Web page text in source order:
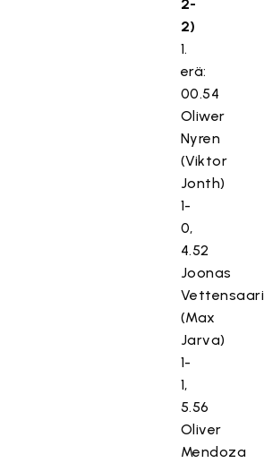
2-
2)
1.
erä:
00.54
Oliwer
Nyren
(Viktor
Jonth)
1-
0,
4.52
Joonas
Vettensaari
(Max
Jarva)
1-
1,
5.56
Oliver
Mendoza